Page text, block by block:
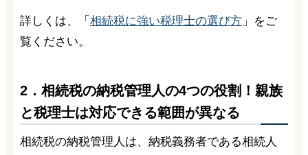
詳しくは、「 相続税に強い税理士の選び方」をご
覧ください。
2．相続税の納税管理人の4つの役割！親族
と税理士は対応できる範囲が異なる
相続税の納税管理人は、納税義務者である相続人